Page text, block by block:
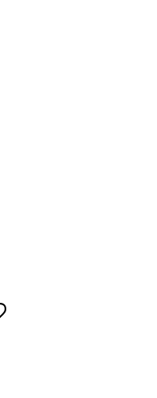
Lägg till i favoriter